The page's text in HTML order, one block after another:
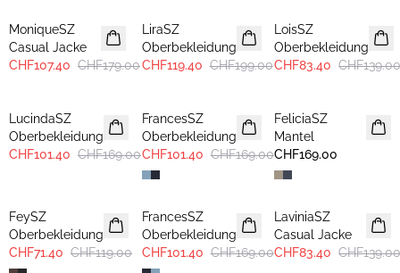
MoniqueSZ
Casual Jacke
CHF107.40 CHF179.00
LiraSZ
Oberbekleidung
CHF119.40 CHF199.00
LoisSZ
Oberbekleidung
CHF83.40
LucindaSZ
Oberbekleidung
CHF101.40 CHF169.00
FrancesSZ
Oberbekleidung
CHF101.40 CHF169.00
FeliciaSZ
Mantel
CHF169.00
FeySZ
Oberbekleidung
CHF71.40 CHF119.00
-40%
FrancesSZ
Oberbekleidung
CHF101.40 CHF169.00
-40%
LaviniaSZ
Casual Jacke
CHF83.40